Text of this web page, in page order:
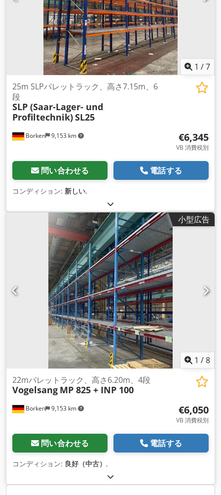
1 /7
Borken 9,153 km
25m SLPパレットラック、高さ7.15m、6
段
SLP (Saar-Lager- und
Profiltechnik)SL25
€6,345
VB 消費税別
問い合わせる 電話する
コンディション: 新しい,
小型広告
1 /8
Borken 9,153 km
22mパレットラック、高さ6.20m、4段
Vogelsang MP 825 + INP 100
€6,050
VB 消費税別
問い合わせる 電話する
コンディション: 良好（中古） ,